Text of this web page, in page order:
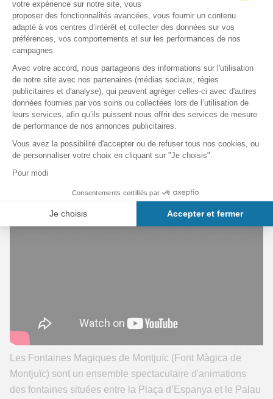
Los Tarantos , le plus ancien tablao flamenco de
Barcelone situé sur la Plaça Reial, propose une
programmation variée avec des spectacles quotidiens
mettant en avant différentes facettes du
flamenco.Spectacle ou spectacle et tapas au choix.
>>> Los Tarentos
Les Fontaines Magiques de
Montjuïc : printemps et été.
Les Fontaines Magiques de Montjuïc (Font Màgica de
Montjuïc) sont un ensemble spectaculaire d'animations
des fontaines situées entre la Plaça d’Espanya et le Palau